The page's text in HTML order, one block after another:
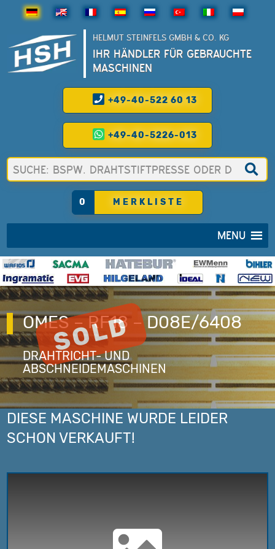
HELMUT STEINFELS GMBH & CO. KG
IHR HÄNDLER FÜR GEBRAUCHTE
MASCHINEN
+49-40-522 60 13
+49-40-5226-013
0 MERKLISTE
MENU
OMES – RF18 – D08E/6408
DRAHTRICHT- UND
ABSCHNEIDEMASCHINEN
DIESE MASCHINE WURDE LEIDER
SCHON VERKAUFT!